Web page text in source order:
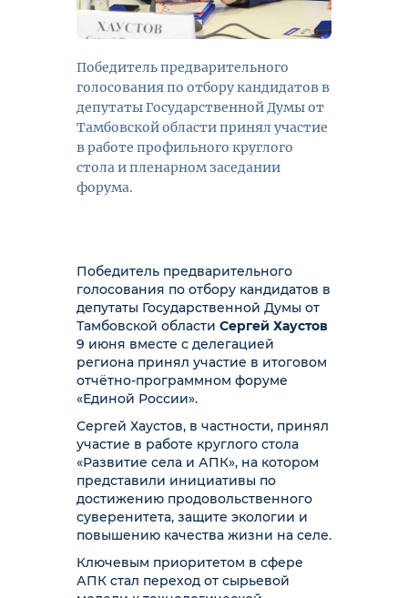
Победитель предварительного
голосования по отбору кандидатов в
депутаты Государственной Думы от
Тамбовской области принял участие
в работе профильного круглого
стола и пленарном заседании
форума.
Победитель предварительного
голосования по отбору кандидатов в
депутаты Государственной Думы от
Тамбовской области Сергей Хаустов
9 июня вместе с делегацией
региона принял участие в итоговом
отчётно-программном форуме
«Единой России».
Сергей Хаустов, в частности, принял
участие в работе круглого стола
«Развитие села и АПК», на котором
представили инициативы по
достижению продовольственного
суверенитета, защите экологии и
повышению качества жизни на селе.
Ключевым приоритетом в сфере
АПК стал переход от сырьевой